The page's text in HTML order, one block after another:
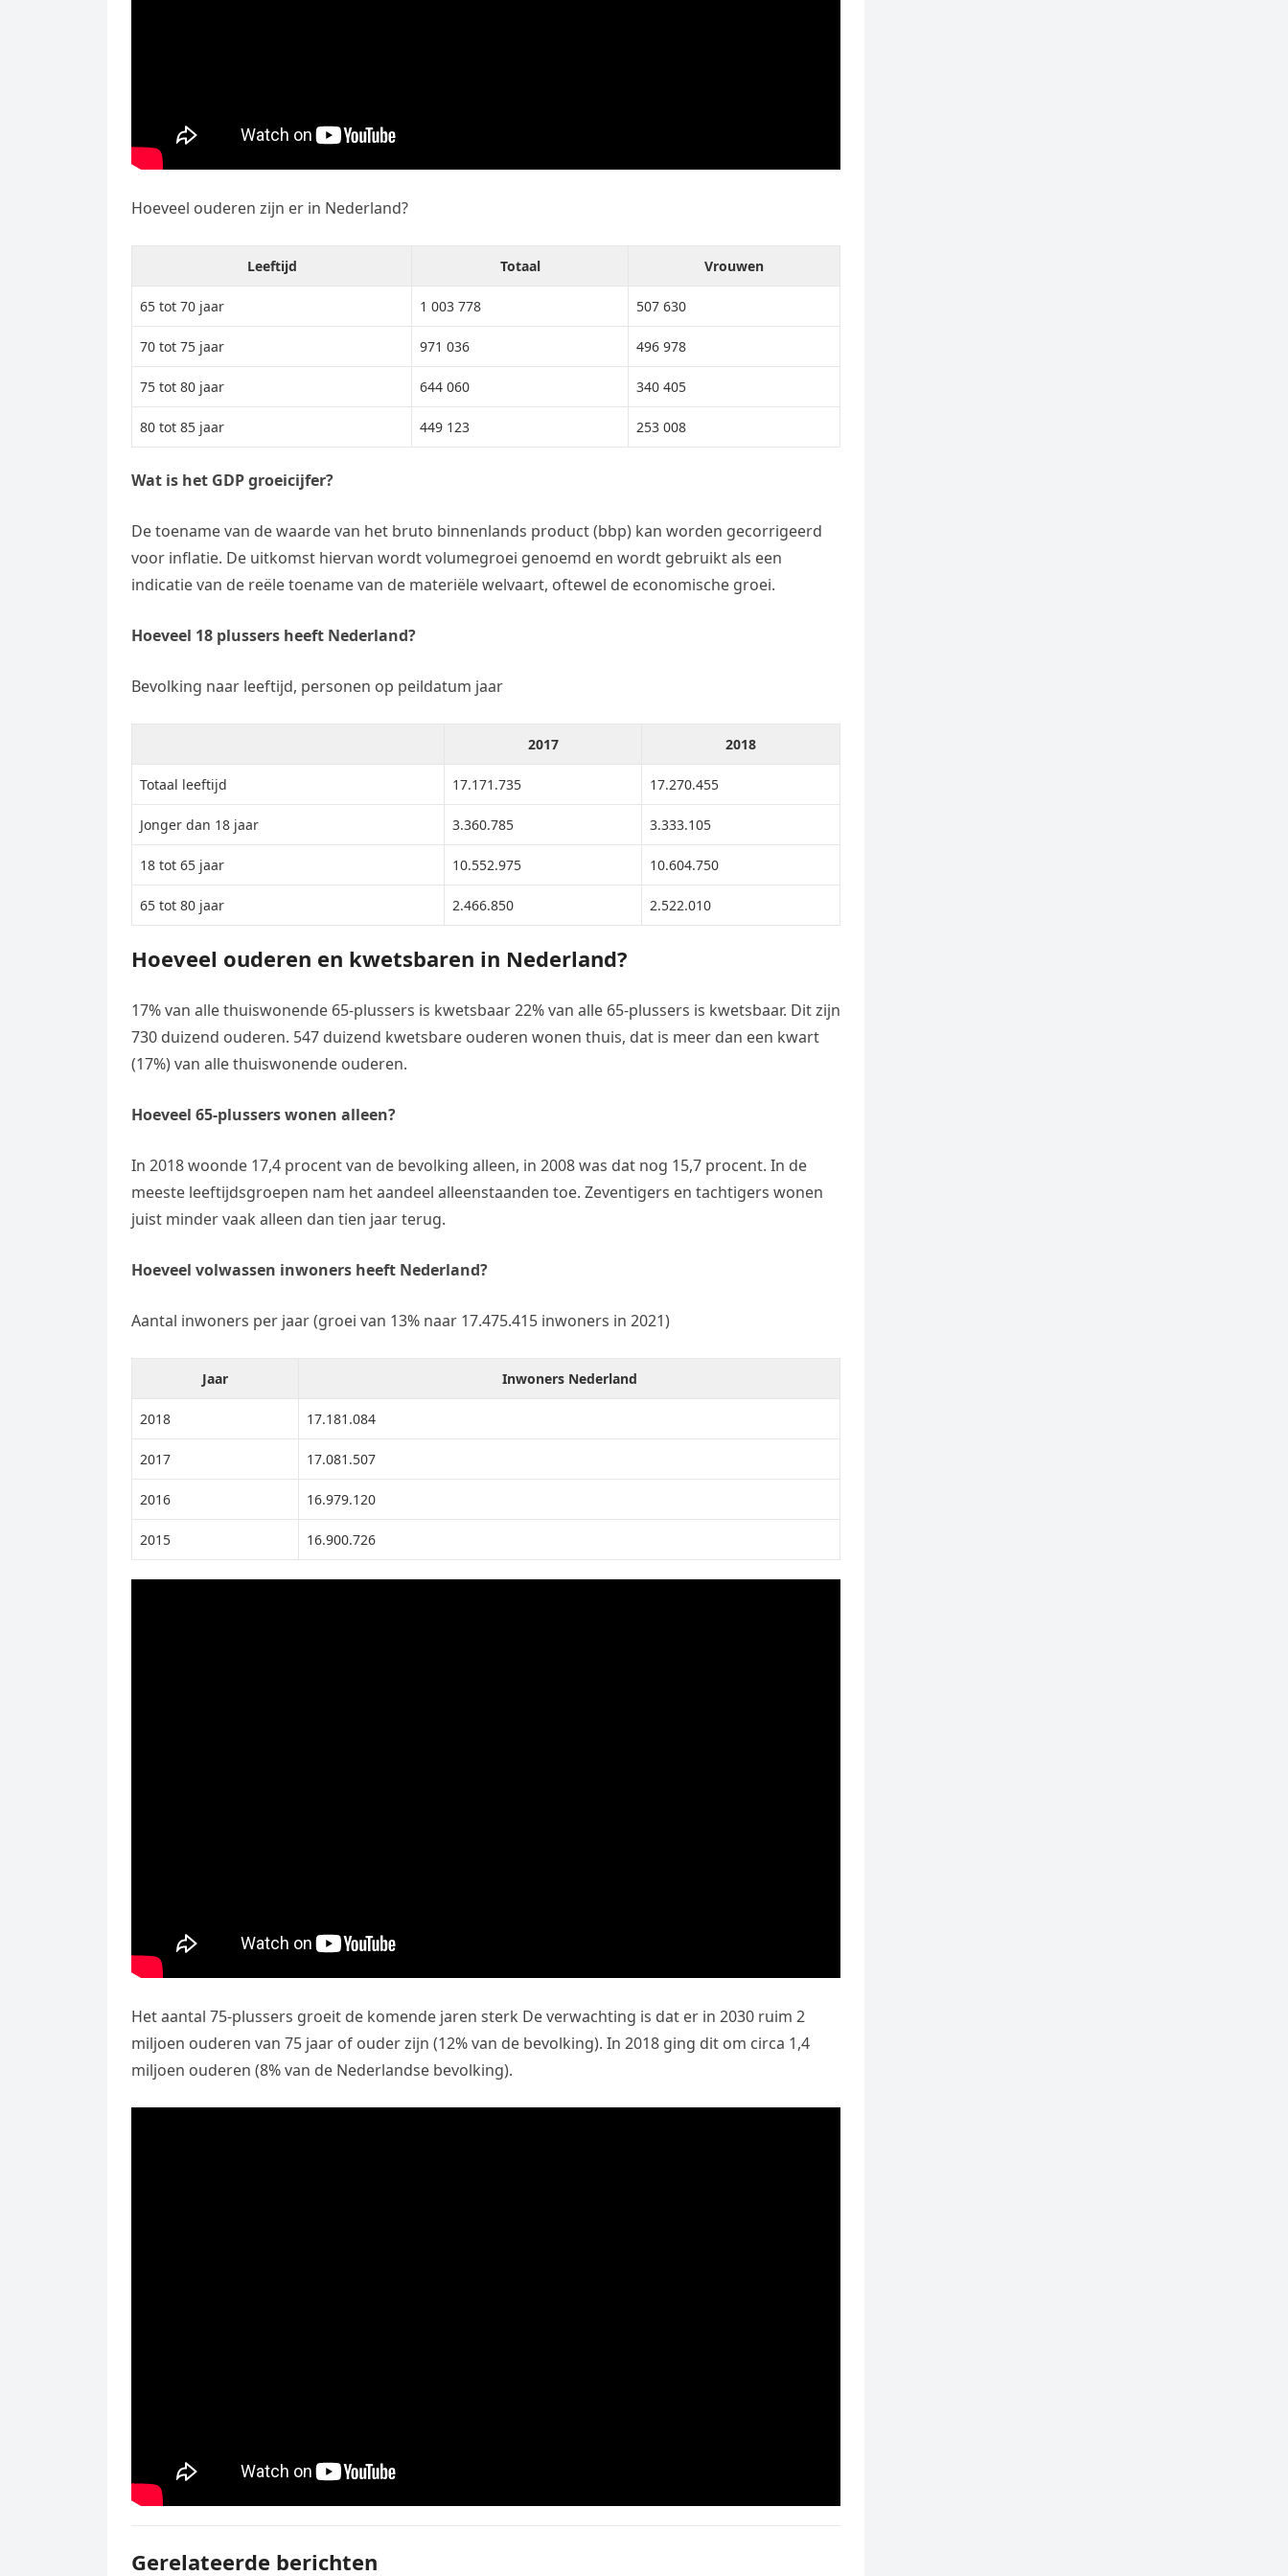
Hoeveel ouderen zijn er in Nederland?
Leeftijd Totaal Vrouwen
65 tot 70 jaar 1 003 778 507 630
70 tot 75 jaar 971 036 496 978
75 tot 80 jaar 644 060 340 405
80 tot 85 jaar 449 123 253 008
Wat is het GDP groeicijfer?
De toename van de waarde van het bruto binnenlands product (bbp) kan worden gecorrigeerd
voor inflatie. De uitkomst hiervan wordt volumegroei genoemd en wordt gebruikt als een
indicatie van de reële toename van de materiële welvaart, oftewel de economische groei.
Hoeveel 18 plussers heeft Nederland?
Bevolking naar leeftijd, personen op peildatum jaar
2017 2018
Totaal leeftijd 17.171.735 17.270.455
Jonger dan 18 jaar 3.360.785 3.333.105
18 tot 65 jaar 10.552.975 10.604.750
65 tot 80 jaar 2.466.850 2.522.010
Hoeveel ouderen en kwetsbaren in Nederland?
17% van alle thuiswonende 65-plussers is kwetsbaar 22% van alle 65-plussers is kwetsbaar. Dit zijn
730 duizend ouderen. 547 duizend kwetsbare ouderen wonen thuis, dat is meer dan een kwart
(17%) van alle thuiswonende ouderen.
Hoeveel 65-plussers wonen alleen?
In 2018 woonde 17,4 procent van de bevolking alleen, in 2008 was dat nog 15,7 procent. In de
meeste leeftijdsgroepen nam het aandeel alleenstaanden toe. Zeventigers en tachtigers wonen
juist minder vaak alleen dan tien jaar terug.
Hoeveel volwassen inwoners heeft Nederland?
Aantal inwoners per jaar (groei van 13% naar 17.475.415 inwoners in 2021)
Jaar Inwoners Nederland
2018 17.181.084
2017 17.081.507
2016 16.979.120
2015 16.900.726
Het aantal 75-plussers groeit de komende jaren sterk De verwachting is dat er in 2030 ruim 2
miljoen ouderen van 75 jaar of ouder zijn (12% van de bevolking). In 2018 ging dit om circa 1,4
miljoen ouderen (8% van de Nederlandse bevolking).
Gerelateerde berichten